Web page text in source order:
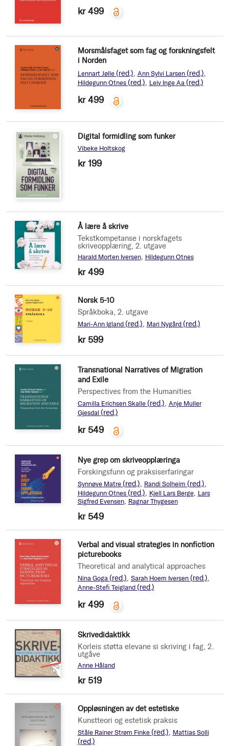
kr 499
Morsmålsfaget som fag og forskningsfelt
i Norden
Lennart Jølle (red.) Ann Sylvi Larsen (red.)
Hildegunn Otnes (red.) Leiv Inge Aa (red.)
kr 499
Digital formidling som funker
Vibeke Holtskog
kr 199
Å lære å skrive
Tekstkompetanse i norskfagets
skriveopplæring, 2. utgave
Harald Morten Iversen Hildegunn Otnes
kr 499
Norsk 5-10
Språkboka, 2. utgave
Mari-Ann Igland (red.) Mari Nygård (red.)
kr 599
Transnational Narratives of Migration
and Exile
Perspectives from the Humanities
Camilla Erichsen Skalle (red.) Anje Muller
Gjesdal (red.)
kr 549
Nye grep om skriveopplæringa
Forskingsfunn og praksiserfaringar
Synnøve Matre (red.) Randi Solheim (red.)
Hildegunn Otnes (red.) Kjell Lars Berge
Lars
Sigfred Evensen
Ragnar Thygesen
kr 549
Verbal and visual strategies in nonfiction
picturebooks
Theoretical and analytical approaches
Nina Goga (red.) Sarah Hoem Iversen (red.)
Anne-Stefi Teigland (red.)
kr 499
Skrivedidaktikk
Korleis støtta elevane si skriving i fag, 2.
utgåve
Anne Håland
kr 519
Oppløsningen av det estetiske
Kunstteori og estetisk praksis
Ståle Rainer Strøm Finke (red.) Mattias Solli
(red.)